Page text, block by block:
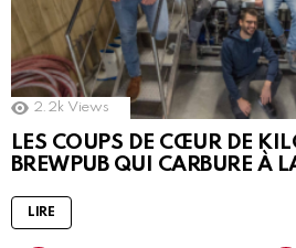
2.2k Views
LES COUPS DE CŒUR DE
BREWPUB QUI CARBURE À
LIRE